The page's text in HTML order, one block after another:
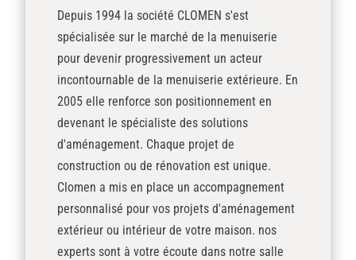
Depuis 1994 la société CLOMEN s'est
spécialisée sur le marché de la menuiserie
pour devenir progressivement un acteur
incontournable de la menuiserie extérieure. En
2005 elle renforce son positionnement en
devenant le spécialiste des solutions
d'aménagement. Chaque projet de
construction ou de rénovation est unique.
Clomen a mis en place un accompagnement
personnalisé pour vos projets d'aménagement
extérieur ou intérieur de votre maison. nos
experts sont à votre écoute dans notre salle